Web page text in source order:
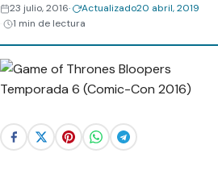
23 julio, 2016 Actualizado20 abril, 2019
1 min de lectura